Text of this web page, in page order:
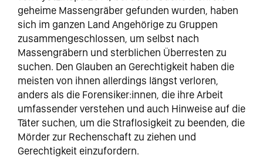
geheime Massengräber gefunden wurden, haben
sich im ganzen Land Angehörige zu Gruppen
zusammengeschlossen, um selbst nach
Massengräbern und sterblichen Überresten zu
suchen. Den Glauben an Gerechtigkeit haben die
meisten von ihnen allerdings längst verloren,
anders als die Forensiker:innen, die ihre Arbeit
umfassender verstehen und auch Hinweise auf die
Täter suchen, um die Straflosigkeit zu beenden, die
Mörder zur Rechenschaft zu ziehen und
Gerechtigkeit einzufordern.